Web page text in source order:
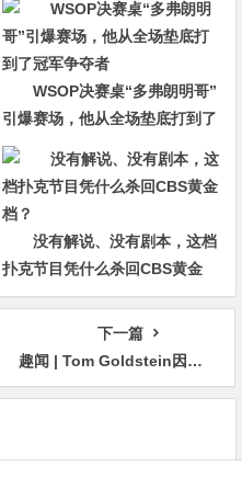
WSOP决赛桌“多弗朗明哥”
引爆赛场，他从全场垫底打到了
冠军争夺者
没有解说、没有剧本，这档
扑克节目凭什么杀回CBS黄金
档？
下一篇
趣闻 | Tom Goldstein因加密货币转账问题再次被拘留